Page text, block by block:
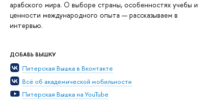
арабского мира. О выборе страны, особенностях учебы и
ценности международного опыта — рассказываем в
интервью.
ДОБАВЬ ВЫШКУ
Питерская Вышка в Вконтакте
Всё об академической мобильности
Питерская Вышка на YouTube